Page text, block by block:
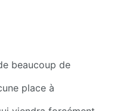
beaucoup de
place à